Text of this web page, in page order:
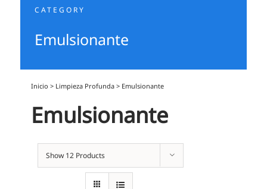
CATEGORY
Emulsionante
Inicio > Limpieza Profunda > Emulsionante
Emulsionante
Show 12 Products